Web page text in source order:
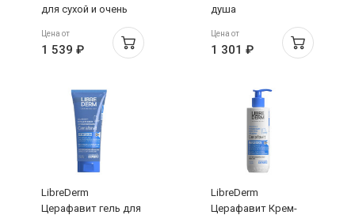
для сухой и очень
церамидами и
пребиотиком 0+
Цена от
1 539 ₽
душа
успокаивающий с
церамидами и
пребиотиком 0+
Цена от
1 301 ₽
LibreDerm
Церафавит гель для
LibreDerm
Церафавит Крем-